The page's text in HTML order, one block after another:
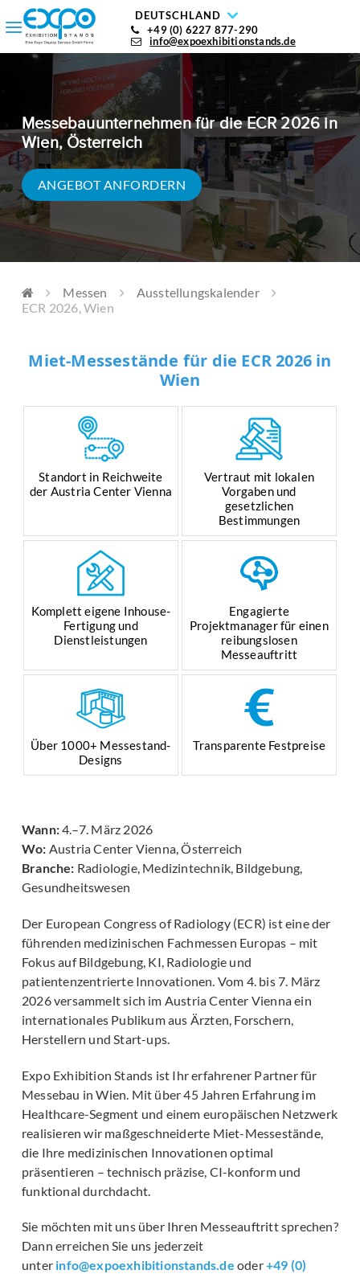
DEUTSCHLAND
+49 (0) 6227 877-290
info@expoexhibitionstands.de
Messebauunternehmen für die ECR 2026 in
Wien, Österreich
ANGEBOT ANFORDERN
Messen
Ausstellungskalender
ECR 2026, Wien
Miet-Messestände für die ECR 2026 in
Wien
Standort in Reichweite
der Austria Center Vienna
Vertraut mit lokalen
Vorgaben und
gesetzlichen
Bestimmungen
Komplett eigene Inhouse-
Fertigung und
Dienstleistungen
Engagierte
Projektmanager für einen
reibungslosen
Messeauftritt
Über 1000+ Messestand-
Designs
Transparente Festpreise
Wann:4.–7. März 2026
Wo: Austria Center Vienna, Österreich
Branche: Radiologie, Medizintechnik, Bildgebung,
Gesundheitswesen
Der European Congress of Radiology (ECR) ist eine der
führenden medizinischen Fachmessen Europas – mit
Fokus auf Bildgebung, KI, Radiologie und
patientenzentrierte Innovationen. Vom 4. bis 7. März
2026 versammelt sich im Austria Center Vienna ein
internationales Publikum aus Ärzten, Forschern,
Herstellern und Start-ups.
Expo Exhibition Stands ist Ihr erfahrener Partner für
Messebau in Wien. Mit über 45 Jahren Erfahrung im
Healthcare-Segment und einem europäischen Netzwerk
realisieren wir maßgeschneiderte Miet-Messestände,
die Ihre medizinischen Innovationen optimal
präsentieren – technisch präzise, CI-konform und
funktional durchdacht.
Sie möchten mit uns über Ihren Messeauftritt sprechen?
Dann erreichen Sie uns jederzeit
unter info@expoexhibitionstands.de oder+49 (0)